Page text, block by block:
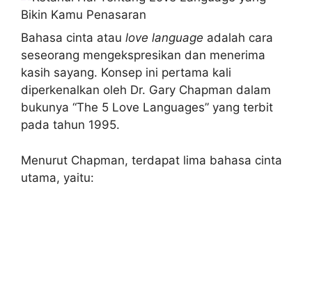
Bahasa cinta atau love language adalah cara
seseorang mengekspresikan dan menerima
kasih sayang. Konsep ini pertama kali
diperkenalkan oleh Dr. Gary Chapman dalam
bukunya “The 5 Love Languages” yang terbit
pada tahun 1995.
Menurut Chapman, terdapat lima bahasa cinta
utama, yaitu: